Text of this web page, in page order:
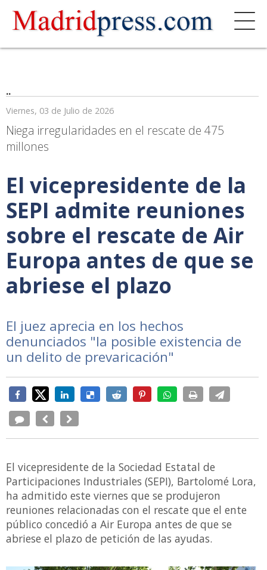
..
Viernes, 03 de Julio de 2026
Niega irregularidades en el rescate de 475
millones
El vicepresidente de la
SEPI admite reuniones
sobre el rescate de Air
Europa antes de que se
abriese el plazo
El juez aprecia en los hechos
denunciados "la posible existencia de
un delito de prevaricación"
El vicepresidente de la Sociedad Estatal de
Participaciones Industriales (SEPI), Bartolomé Lora,
ha admitido este viernes que se produjeron
reuniones relacionadas con el rescate que el ente
público concedió a Air Europa antes de que se
abriese el plazo de petición de las ayudas.